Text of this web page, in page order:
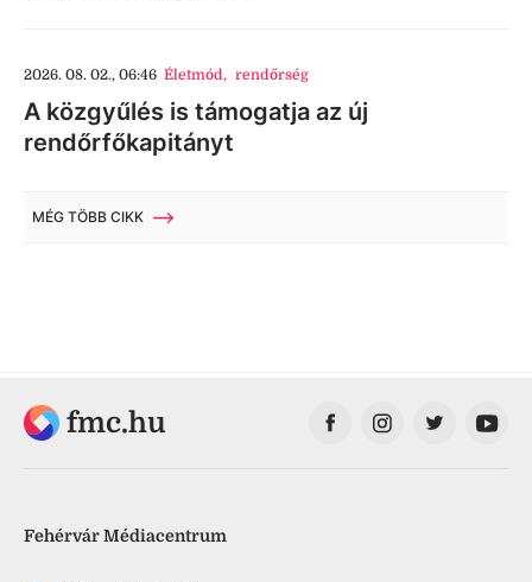
2026. 08. 02., 06:46 Életmód, rendőrség
A közgyűlés is támogatja az új
rendőrfőkapitányt
MÉG TÖBB CIKK
fmc.hu
Fehérvár Médiacentrum